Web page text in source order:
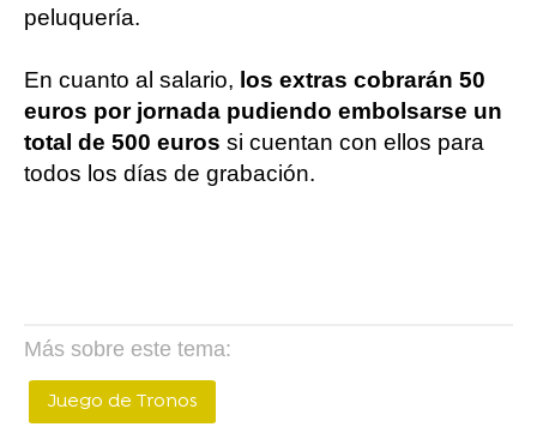
peluquería.
En cuanto al salario, los extras cobrarán 50
euros por jornada pudiendo embolsarse un
total de 500 euros si cuentan con ellos para
todos los días de grabación.
Más sobre este tema:
Juego de Tronos